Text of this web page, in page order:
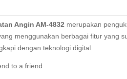
Angin AM-4832 merupakan
menggunakan berbagai fitur yang
dengan teknologi digital.
to a friend